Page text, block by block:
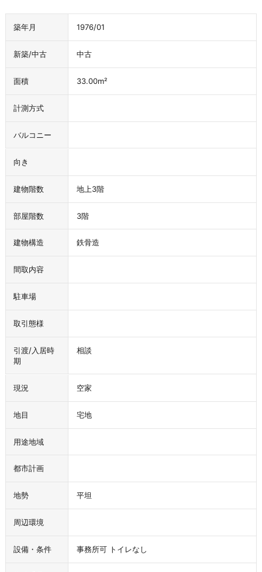
築年月 1976/01
新築/中古 中古
面積 33.00m²
計測方式
バルコニー
向き
建物階数 地上3階
部屋階数 3階
建物構造 鉄骨造
間取内容
駐車場
取引態様
引渡/入居時
期
相談
現況 空家
地目 宅地
用途地域
都市計画
地勢 平坦
周辺環境
設備・条件 事務所可 トイレなし